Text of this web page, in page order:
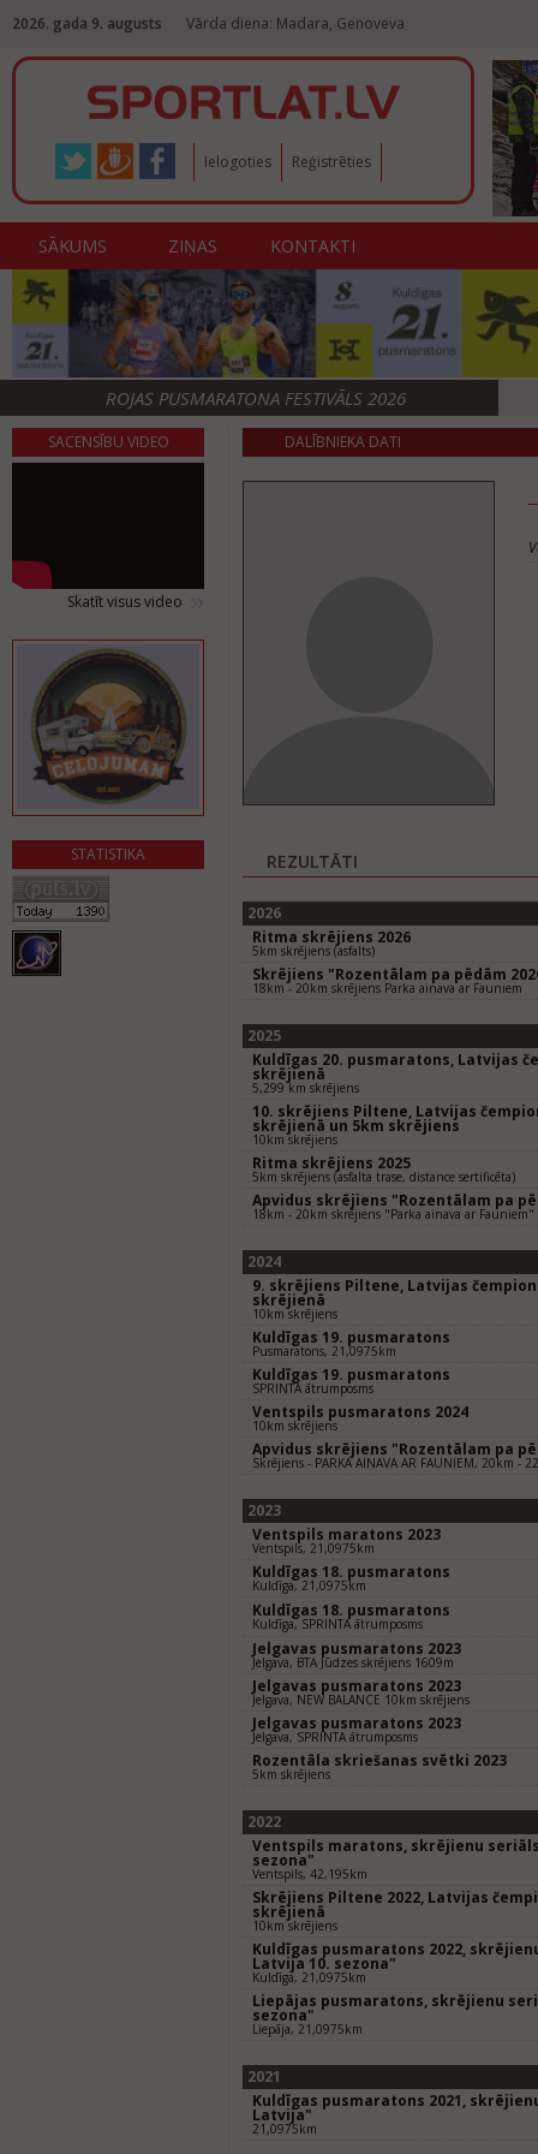
2026. gada 9. augusts Vārda diena: Madara, Genoveva
Ielogoties Reģistrēties
SĀKUMS ZIŅAS KONTAKTI
ROJAS PUSMARATONA FESTIVĀLS 2026
SACENSĪBU VIDEO
Skatīt visus video
STATISTIKA
DALĪBNIEKA DATI
REZULTĀTI
2026
Ritma skrējiens 2026
5km skrējiens (asfalts)
Skrējiens "Rozentālam pa pēdām
18km - 20km skrējiens Parka ainava ar Fauniem
2025
Kuldīgas 20. pusmaratons, Latvijas
skrējienā
5,299 km skrējiens
10. skrējiens Piltene, Latvijas
skrējienā un 5km skrējiens
10km skrējiens
Ritma skrējiens 2025
5km skrējiens (asfalta trase, distance sertificēta)
Apvidus skrējiens "Rozentālam pa
18km - 20km skrējiens "Parka ainava ar Fauniem"
2024
9. skrējiens Piltene, Latvijas
skrējienā
10km skrējiens
Kuldīgas 19. pusmaratons
Pusmaratons, 21,0975km
Kuldīgas 19. pusmaratons
SPRINTA ātrumposms
Ventspils pusmaratons 2024
10km skrējiens
Apvidus skrējiens "Rozentālam pa
Skrējiens - PARKA AINAVA AR FAUNIEM, 20km -
2023
Ventspils maratons 2023
Ventspils, 21,0975km
Kuldīgas 18. pusmaratons
Kuldīga, 21,0975km
Kuldīgas 18. pusmaratons
Kuldīga, SPRINTA ātrumposms
Jelgavas pusmaratons 2023
Jelgava, BTA Jūdzes skrējiens 1609m
Jelgavas pusmaratons 2023
Jelgava, NEW BALANCE 10km skrējiens
Jelgavas pusmaratons 2023
Jelgava, SPRINTA ātrumposms
Rozentāla skriešanas svētki 2023
5km skrējiens
2022
Ventspils maratons, skrējienu
sezona"
Ventspils, 42,195km
Skrējiens Piltene 2022, Latvijas
skrējienā
10km skrējiens
Kuldīgas pusmaratons 2022,
Latvija 10. sezona"
Kuldīga, 21,0975km
Liepājas pusmaratons, skrējienu
sezona"
Liepāja, 21,0975km
2021
Kuldīgas pusmaratons 2021,
Latvija"
21,0975km